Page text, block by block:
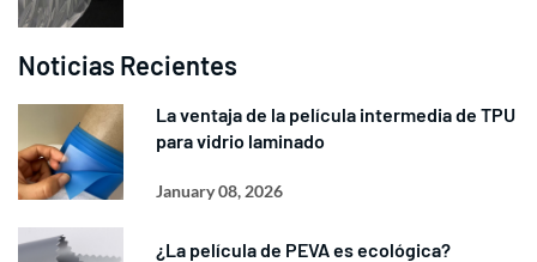
Noticias Recientes
La ventaja de la película intermedia de TPU
para vidrio laminado
January 08, 2026
¿La película de PEVA es ecológica?